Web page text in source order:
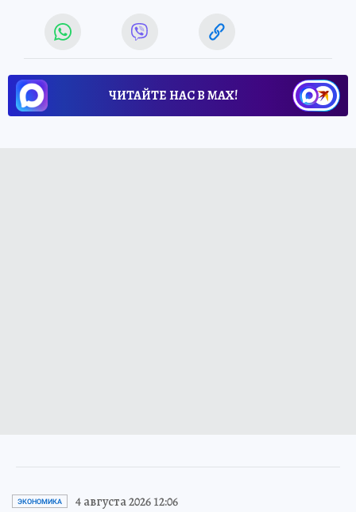
ЧИТАЙТЕ НАС В МАХ!
ЭКОНОМИКА 4 августа 2026 12:06